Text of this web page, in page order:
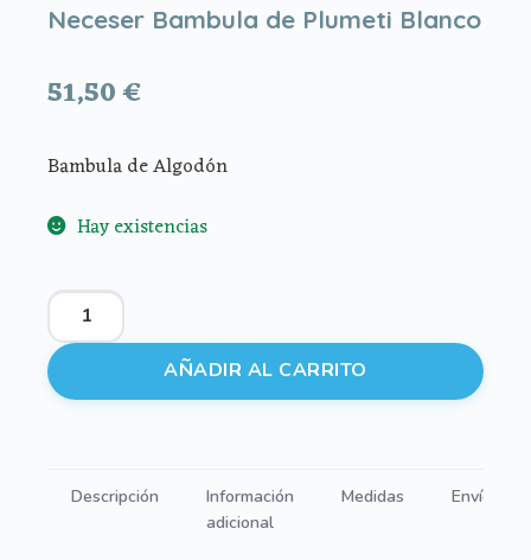
Neceser Bambula de Plumeti Blanco
51,50€
Bambula de Algodón
Hay existencias
Neceser
Bambula
de
Plumeti
AÑADIR AL CARRITO
Descripción
Información
adicional
Medidas Envíos